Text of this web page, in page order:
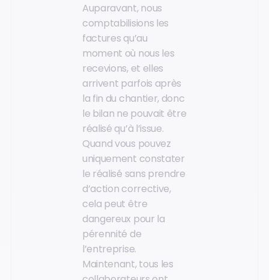
Auparavant, nous
comptabilisions les
factures qu’au
moment où nous les
recevions, et elles
arrivent parfois après
la fin du chantier, donc
le bilan ne pouvait être
réalisé qu’à l’issue.
Quand vous pouvez
uniquement constater
le réalisé sans prendre
d’action corrective,
cela peut être
dangereux pour la
pérennité de
l’entreprise.
Maintenant, tous les